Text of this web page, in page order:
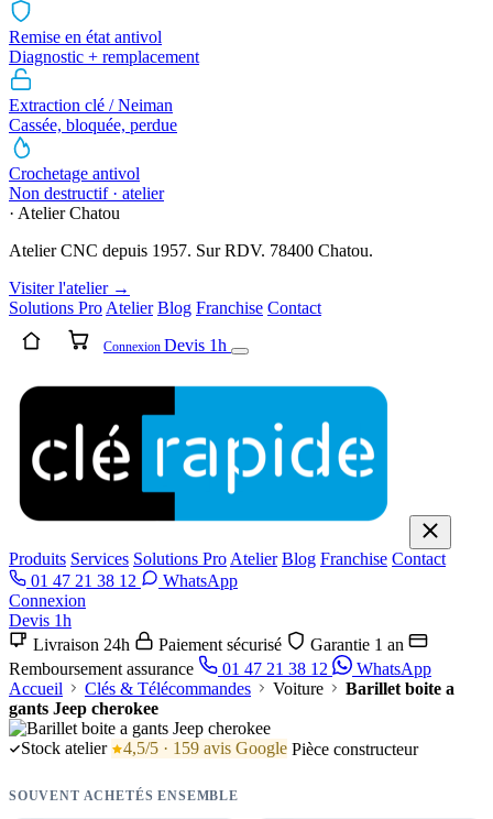
Remise en état antivol
Diagnostic + remplacement
Extraction clé / Neiman
Cassée, bloquée, perdue
Crochetage antivol
Non destructif · atelier
· Atelier Chatou
Atelier CNC depuis 1957. Sur RDV. 78400 Chatou.
Visiter l'atelier →
Solutions Pro Atelier Blog Franchise Contact
Connexion Devis 1h
Produits Services Solutions Pro Atelier Blog Franchise Contact
01 47 21 38 12
WhatsApp
Connexion
Devis 1h
Livraison 24h
Paiement sécurisé
Garantie 1 an
Remboursement assurance
01 47 21 38 12
WhatsApp
Accueil
Clés & Télécommandes Voiture
Barillet boite a
gants Jeep cherokee
Stock atelier 4,5/5 · 159 avis Google Pièce constructeur
SOUVENT ACHETÉS ENSEMBLE